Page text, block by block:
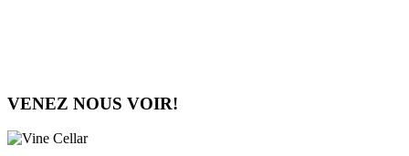
VENEZ NOUS VOIR!